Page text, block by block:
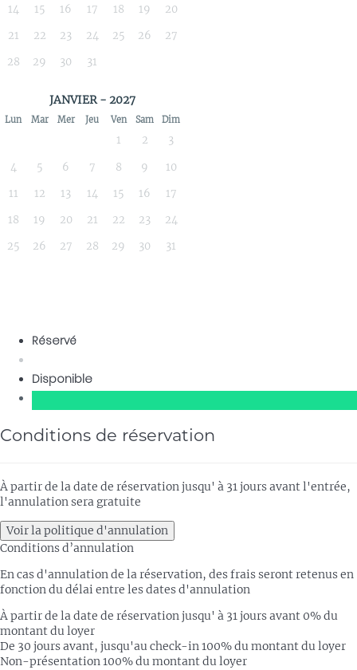
14 15 16 17 18 19
20
21
22 23 24 25 26
27
28
29 30 31
JANVIER - 2027
Lun Mar Mer Jeu Ven Sam Dim
1 2
3
4
5 6 7 8 9
10
11
12 13 14 15 16
17
18
19 20 21 22 23
24
25
26 27 28 29 30 31
Réservé
Disponible
Conditions de réservation
À partir de la date de réservation jusqu' à 31 jours avant l'entrée,
l'annulation sera gratuite
Voir la politique d'annulation
Conditions d’annulation
En cas d'annulation de la réservation, des frais seront retenus en
fonction du délai entre les dates d'annulation
À partir de la date de réservation jusqu' à 31 jours avant 0% du
montant du loyer
De 30 jours avant, jusqu'au check-in100% du montant du loyer
Non-présentation100% du montant du loyer